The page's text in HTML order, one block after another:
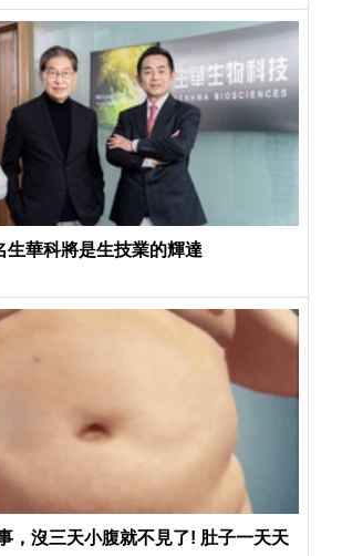
華科將是生技業的輝達
，沒三天小腹就不見了! 肚子一天天